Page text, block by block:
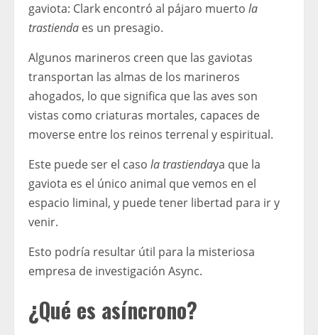
gaviota: Clark encontró al pájaro muerto la
trastienda es un presagio.
Algunos marineros creen que las gaviotas
transportan las almas de los marineros
ahogados, lo que significa que las aves son
vistas como criaturas mortales, capaces de
moverse entre los reinos terrenal y espiritual.
Este puede ser el caso la trastiendaya que la
gaviota es el único animal que vemos en el
espacio liminal, y puede tener libertad para ir y
venir.
Esto podría resultar útil para la misteriosa
empresa de investigación Async.
¿Qué es asíncrono?